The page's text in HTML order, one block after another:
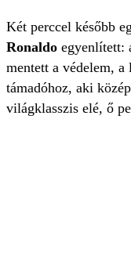
Két perccel később
Ronaldo egyenlített:
mentett a védelem,
támadóhoz, aki
világklasszis elé, ő